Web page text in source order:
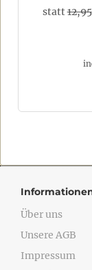
statt12,95
Über uns
Unsere AGB
Impressum